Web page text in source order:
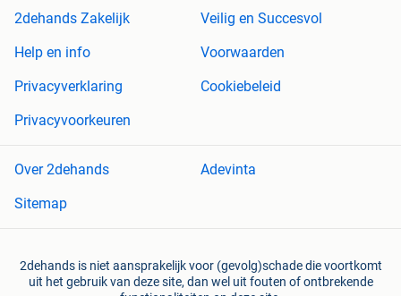
2dehands Zakelijk
Veilig en Succesvol
Help en info
Voorwaarden
Privacyverklaring
Cookiebeleid
Privacyvoorkeuren
Over 2dehands
Adevinta
Sitemap
2dehands is niet aansprakelijk voor (gevolg)schade die voortkomt
uit het gebruik van deze site, dan wel uit fouten of ontbrekende